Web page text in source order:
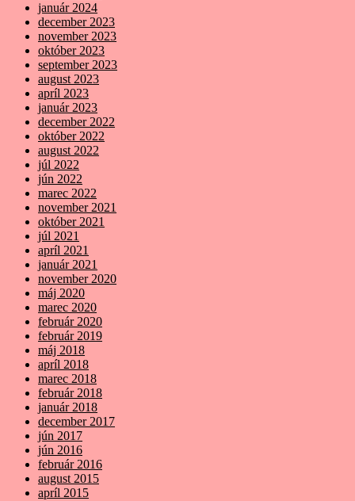
január 2024
december 2023
november 2023
október 2023
september 2023
august 2023
apríl 2023
január 2023
december 2022
október 2022
august 2022
júl 2022
jún 2022
marec 2022
november 2021
október 2021
júl 2021
apríl 2021
január 2021
november 2020
máj 2020
marec 2020
február 2020
február 2019
máj 2018
apríl 2018
marec 2018
február 2018
január 2018
december 2017
jún 2017
jún 2016
február 2016
august 2015
apríl 2015